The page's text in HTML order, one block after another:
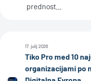
prednost...
17. julij 2026
Tiko Pro med 10
organizacijami po